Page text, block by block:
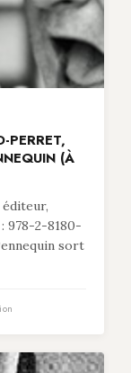
PERRET,
(À
éditeur,
978-2-8180-
sort